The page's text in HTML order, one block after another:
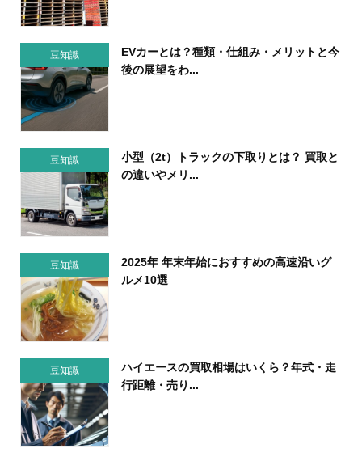
豆知識
EVカーとは？種類・仕組み・メリットと今
後の展望をわ...
豆知識
小型（2t）トラックの下取りとは？ 買取と
の違いやメリ...
豆知識
2025年 年末年始におすすめの高速沿いグ
ルメ10選
豆知識
ハイエースの買取相場はいくら？年式・走
行距離・売り...